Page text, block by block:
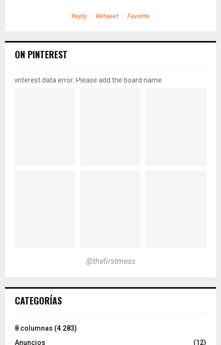
Reply Retweet Favorite
ON PINTEREST
pinterest data error: Please add the board name
@thefirstmess
CATEGORÍAS
8 columnas (4.283)
Anuncios
(12)